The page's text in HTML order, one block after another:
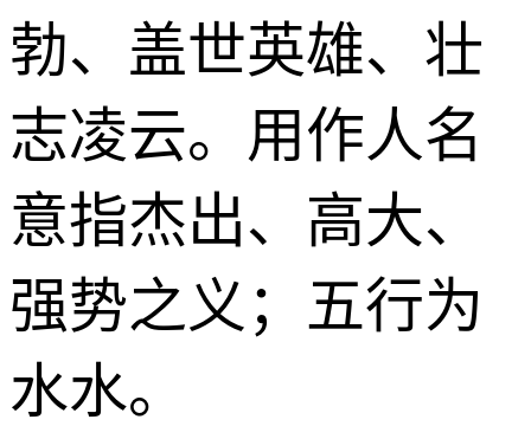
勃、盖世英雄、壮
志凌云。用作人名
意指杰出、高大、
强势之义；五行为
水水。